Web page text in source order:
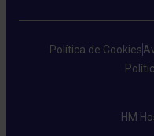
Política de Cookies
HM